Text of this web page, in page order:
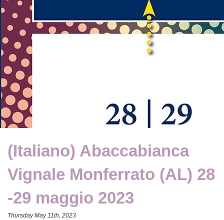
(Italiano) Abaccabianca
Vignale Monferrato (AL) 28
-29 maggio 2023
Thursday May 11th, 2023